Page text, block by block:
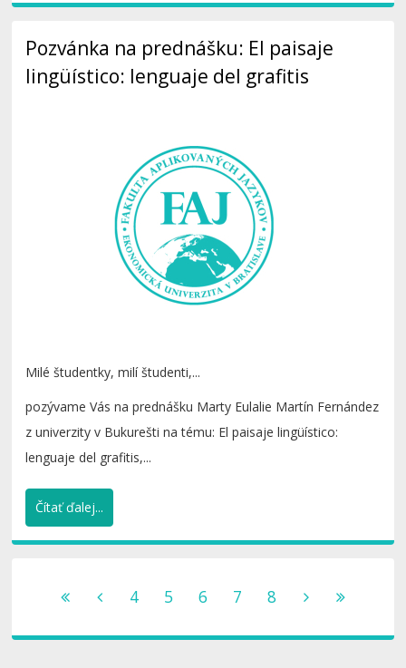
Pozvánka na prednášku: El paisaje
lingüístico: lenguaje del grafitis
Milé študentky, milí študenti,...
pozývame Vás na prednášku Marty Eulalie Martín Fernández
z univerzity v Bukurešti na tému: El paisaje lingüístico:
lenguaje del grafitis,...
Čítať ďalej...
4 5 6 7 8